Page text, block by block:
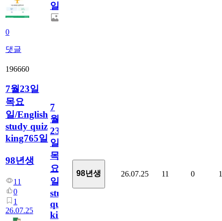
0
댓글
일
196660
7월23일
목요
일/English
study quiz
king765일
98년생
11
0
1
26.07.25
7
월
23
일
목
요
일/English
study
quiz
king765
98년생 26.07.25 11 0 1